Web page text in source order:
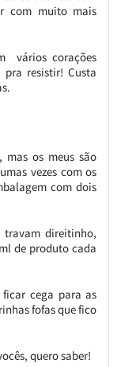
com muito mais
vários corações
resistir! Custa
mas os meus são
vezes com os
com dois
travam direitinho,
de produto cada
cega para as
fofas que fico
quero saber!